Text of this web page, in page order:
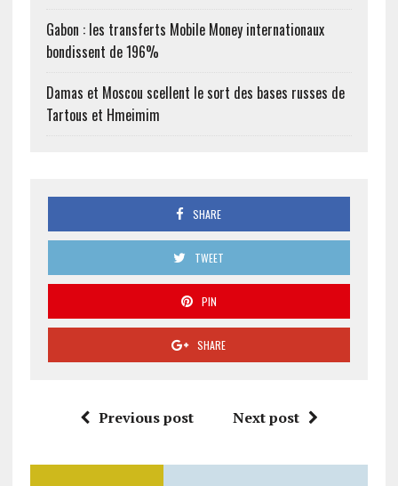
Gabon : les transferts Mobile Money internationaux
bondissent de 196%
Damas et Moscou scellent le sort des bases russes de
Tartous et Hmeimim
SHARE
TWEET
PIN
SHARE
Previous post Next post